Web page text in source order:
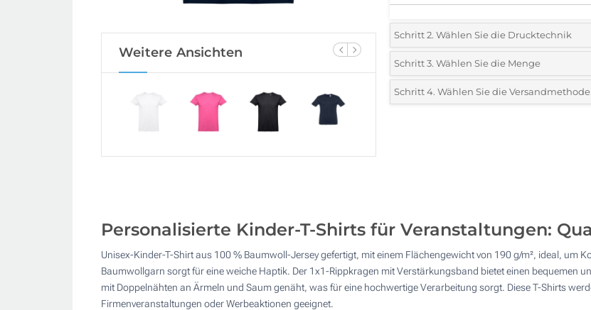
Weitere Ansichten
Schritt 2. Wählen Sie die Drucktechnik
*Wählen Sie die Druck- und Farbtechniken für
1 Farbig (Auf einer Seite)
Ohne Werbedruck
Schritt 3. Wählen Sie die Menge
*Mindestbestellmenge 10 (Gesamte
Schritt 4. Wählen Sie die Versandmethode
Personalisierte Kinder-T-Shirts für Veranstaltungen:
Unisex-Kinder-T-Shirt aus 100 % Baumwoll-Jersey gefertigt, mit einem Flächengewicht von 190 g/m², ideal, um
Baumwollgarn sorgt für eine weiche Haptik. Der 1x1-Rippkragen mit Verstärkungsband bietet einen bequemen
mit Doppelnähten an Ärmeln und Saum genäht, was für eine hochwertige Verarbeitung sorgt. Diese T-Shirts
Firmenveranstaltungen oder Werbeaktionen geeignet.